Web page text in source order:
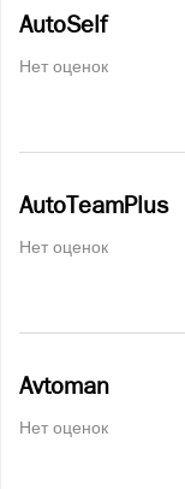
AutoSelf
Нет оценок
AutoTeamPlus
Нет оценок
Avtoman
Нет оценок